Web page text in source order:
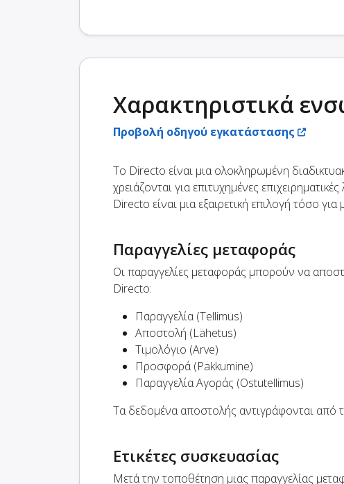
Χαρακτηριστικά
Προβολή οδηγού εγκατάστασης
Το Directo είναι μια ολοκληρωμένη
χρειάζονται για επιτυχημένες
Directo είναι μια εξαιρετική επιλογή τόσο για
Παραγγελίες μεταφοράς
Οι παραγγελίες μεταφοράς μπορούν να
Directo:
Παραγγελία (Tellimus)
Αποστολή (Lähetus)
Τιμολόγιο (Arve)
Προσφορά (Pakkumine)
Παραγγελία Αγοράς (Ostutellimus)
Τα δεδομένα αποστολής αντιγράφονται από
Ετικέτες συσκευασίας
Μετά την τοποθέτηση μιας παραγγελίας